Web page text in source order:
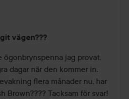
2 år
vägen???
jag provat,
dagar när den kommer in.
flera månader nu, har
Brown???? Tacksam för svar!